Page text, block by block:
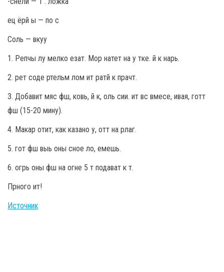
ец ёрй ы — по с
Соль — вкуу
1. Репчы лу мелко езат. Мор натет на у тке. й к нарь.
2. рет соде ртельм лом ит ратй к прачт.
3. Добавит мяс фш, ковь, й к, оль сии. ит вс вмесе, ивая, готт
фш (15-20 мину).
4. Макар отит, как казано у, отт на рлаг.
5. гот фш выь оны сное ло, емешь.
6. огрь оны фш на огне 5 т подават к т.
Прного ит!
Источник